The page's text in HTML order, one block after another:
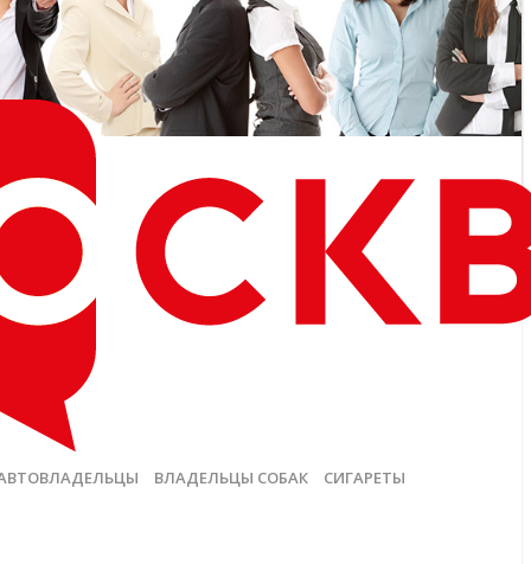
ВЛАДЕЛЬЦЫ СОБАК СИГАРЕТЫ